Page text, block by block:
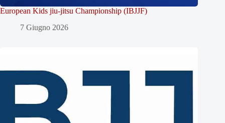
European Kids jiu-jitsu Championship (IBJJF)
7 Giugno 2026